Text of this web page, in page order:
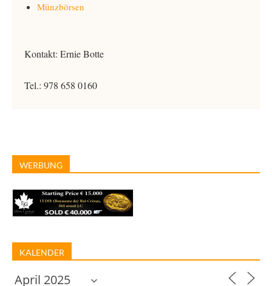
Münzbörsen
Kontakt: Ernie Botte
Tel.: 978 658 0160
WERBUNG
KALENDER